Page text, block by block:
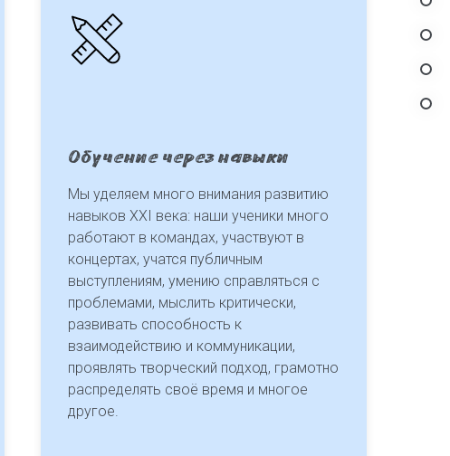
Обучение через навыки
Мы уделяем много внимания развитию
навыков XXI века: наши ученики много
работают в командах, участвуют в
концертах, учатся публичным
выступлениям, умению справляться с
проблемами, мыслить критически,
развивать способность к
взаимодействию и коммуникации,
проявлять творческий подход, грамотно
распределять своё время и многое
другое.